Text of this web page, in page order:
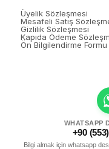
Üyelik Sözleşmesi
Mesafeli Satış
Gizlilik Sözleşmesi
Kapıda Ödeme
Ön Bilgilendirme Formu
WHATSAPP
+90
Bilgi almak için whatsapp